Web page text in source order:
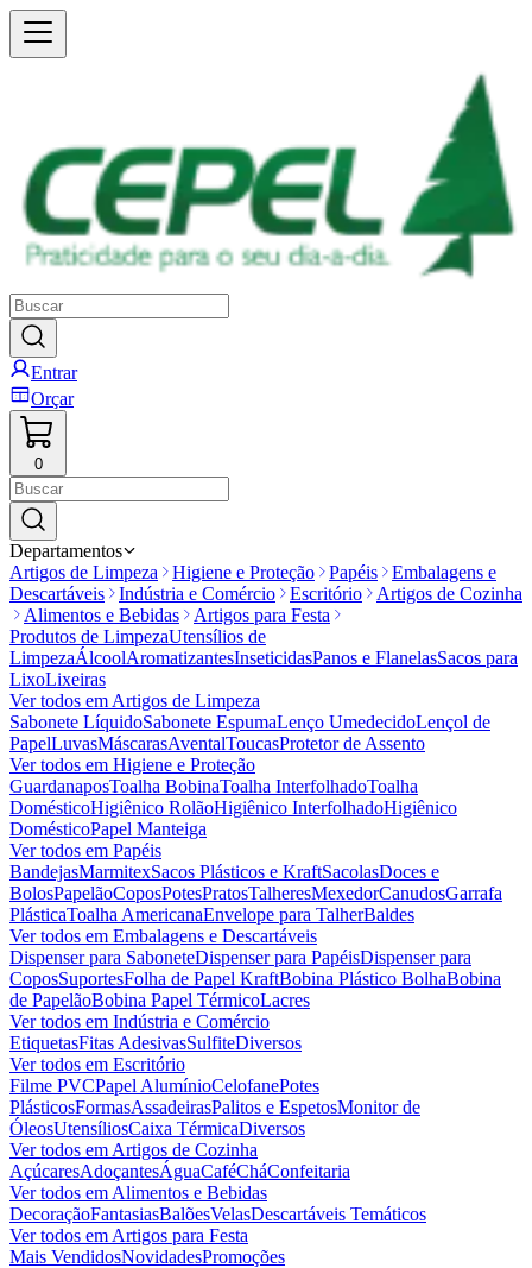
Entrar
Orçar
0
Departamentos
Artigos de Limpeza
Higiene e Proteção Papéis
Embalagens e
Descartáveis
Indústria e Comércio Escritório
Artigos de Cozinha
Alimentos e Bebidas
Artigos para Festa
Produtos de LimpezaUtensílios de
LimpezaÁlcoolAromatizantesInseticidasPanos e FlanelasSacos para
LixoLixeiras
Ver todos em Artigos de Limpeza
Sabonete LíquidoSabonete EspumaLenço UmedecidoLençol de
PapelLuvasMáscarasAventalToucasProtetor de Assento
Ver todos em Higiene e Proteção
GuardanaposToalha BobinaToalha InterfolhadoToalha
DomésticoHigiênico RolãoHigiênico InterfolhadoHigiênico
DomésticoPapel Manteiga
Ver todos em Papéis
BandejasMarmitexSacos Plásticos e KraftSacolasDoces e
BolosPapelãoCoposPotesPratosTalheresMexedorCanudosGarrafa
PlásticaToalha AmericanaEnvelope para TalherBaldes
Ver todos em Embalagens e Descartáveis
Dispenser para SaboneteDispenser para PapéisDispenser para
CoposSuportesFolha de Papel KraftBobina Plástico BolhaBobina
de PapelãoBobina Papel TérmicoLacres
Ver todos em Indústria e Comércio
EtiquetasFitas AdesivasSulfiteDiversos
Ver todos em Escritório
Filme PVCPapel AlumínioCelofanePotes
PlásticosFormasAssadeirasPalitos e EspetosMonitor de
ÓleosUtensíliosCaixa TérmicaDiversos
Ver todos em Artigos de Cozinha
AçúcaresAdoçantesÁguaCaféCháConfeitaria
Ver todos em Alimentos e Bebidas
DecoraçãoFantasiasBalõesVelasDescartáveis Temáticos
Ver todos em Artigos para Festa
Mais VendidosNovidadesPromoções